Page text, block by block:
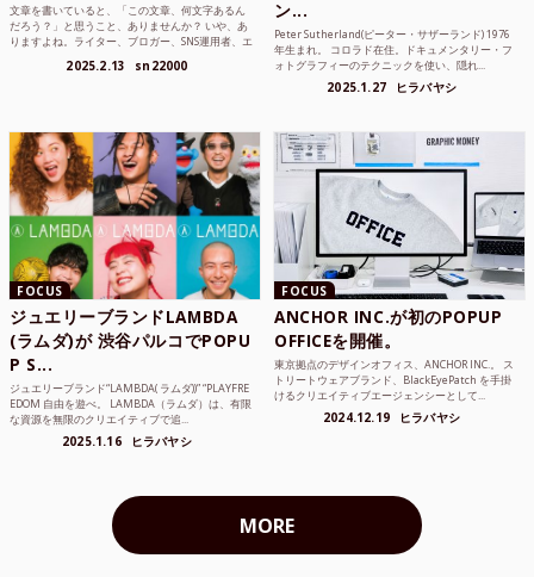
文章を書いていると、「この文章、何文字あるん
だろう？」と思うこと、ありませんか？ いや、あ
りますよね。ライター、ブロガー、SNS運用者、エ
2025.2.13 sn22000
ン...
Peter Sutherland(ピーター・サザーランド) 1976
年生まれ。 コロラド在住。ドキュメンタリー・フ
ォトグラフィーのテクニックを使い、隠れ...
2025.1.27 ヒラバヤシ
FOCUS
ジュエリーブランドLAMBDA
(ラムダ)が 渋谷パルコでPOPU
P S...
ジュエリーブランド“LAMBDA( ラムダ))” “PLAYFRE
EDOM 自由を遊べ。 LAMBDA（ラムダ）は、有限
な資源を無限のクリエイティブで追...
2025.1.16 ヒラバヤシ
FOCUS
ANCHOR INC.が初のPOPUP
OFFICEを開催。
東京拠点のデザインオフィス、ANCHOR INC.。 ス
トリートウェアブランド、BlackEyePatch を手掛
けるクリエイティブエージェンシーとして...
2024.12.19 ヒラバヤシ
MORE